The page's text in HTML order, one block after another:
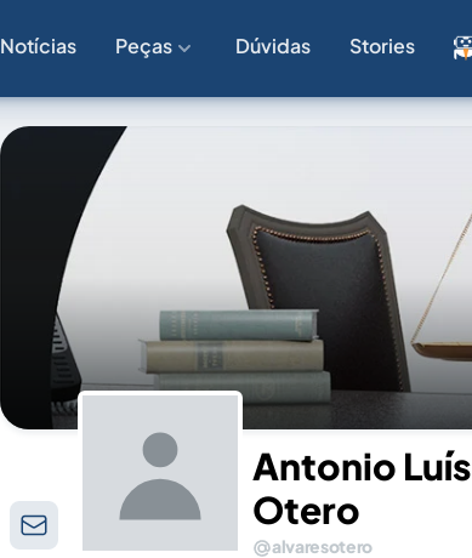
Notícias Peças Dúvidas Stories
Antonio
Otero
alvaresotero